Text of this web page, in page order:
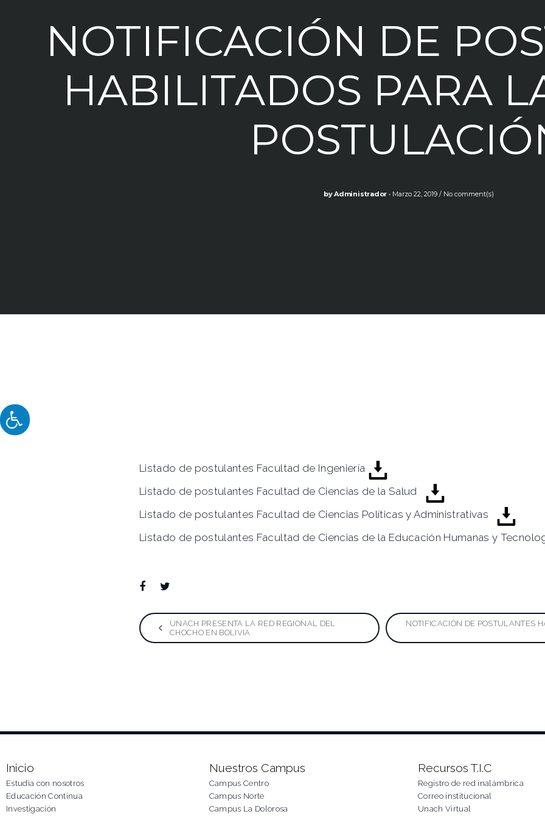
NOTIFICACIÓN DE
HABILITADOS PARA
byAdministrador Marzo 22, 2019 No comment(s)
Listado de postulantes Facultad de Ingeniería
Listado de postulantes Facultad de Ciencias de la Salud
Listado de postulantes Facultad de Ciencias Políticas y Administrativas
Listado de postulantes Facultad de Ciencias de la Educación Humanas y
Facebook
Navegación
entradas
UNACH PRESENTA LA RED REGIONAL DEL
CHOCHO EN BOLIVIA
NOTIFICACIÓN DE POSTULANTES
Inicio
Estudia con nosotros
Educación Continua
Investigación
Nuestros Campus
Campus Centro
Campus Norte
Campus La Dolorosa
Recursos T.I.C
Registro de red inalámbrica
Correo institucional
Unach Virtual